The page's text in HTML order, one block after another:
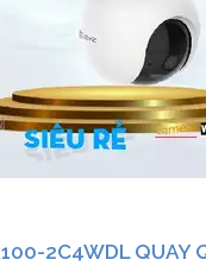
2C4WDL QUAY